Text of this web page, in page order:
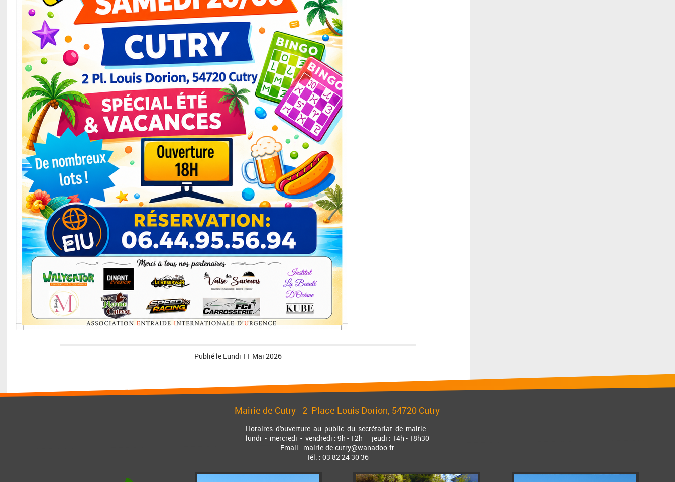
Publié le Lundi 11 Mai 2026
Mairie de Cutry - 2 Place Louis Dorion, 54720 Cutry
Horaires d'ouverture au public du secrétariat de mairie :
lundi - mercredi - vendredi : 9h - 12h jeudi : 14h - 18h30
Email : mairie-de-cutry@wanadoo.fr
Tél. : 03 82 24 30 36